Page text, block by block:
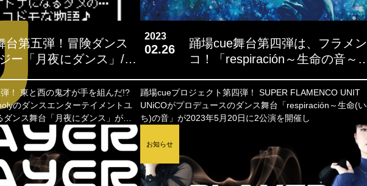
台第五弾！冒険ダンス
ー「月夜にダンス」/
んだ!?
のダンスエンターテイメントユ
ダンス舞台「月夜にダンス」が
2023
02.26
踊場cue舞台第四弾は、フラメン
コ！「respiración～生命の音～
踊場cueプロジェクト第四弾！ SUPER FLAMENCO UNIT
UNiCOがプロデュースのダンス舞台「respiración～生命(
ち)の音」が2023年5月20日に2公演を開催し
お知らせ